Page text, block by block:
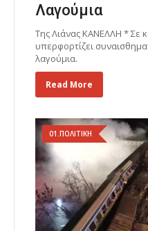
Λαγούμια
Της Λιάνας ΚΑΝΕΛΛΗ * Σε
υπερφορτίζει
λαγούμια.
Read More
01.ΠΟΛΙΤΙΚΗ